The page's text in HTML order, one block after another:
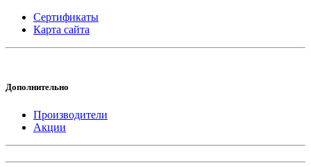
Сертификаты
Карта сайта
Дополнительно
Производители
Акции